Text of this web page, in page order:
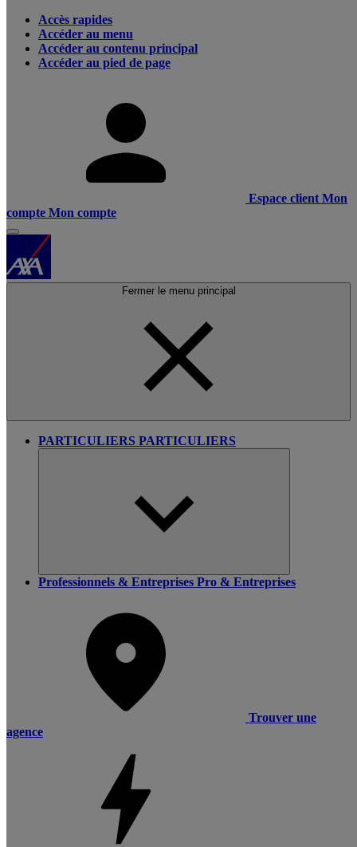
Accès rapides
Accéder au menu
Accéder au contenu principal
Accéder au pied de page
Espace client Mon
compte Mon compte
Fermer le menu principal
PARTICULIERS PARTICULIERS
Professionnels & Entreprises Pro & Entreprises
Trouver une
agence